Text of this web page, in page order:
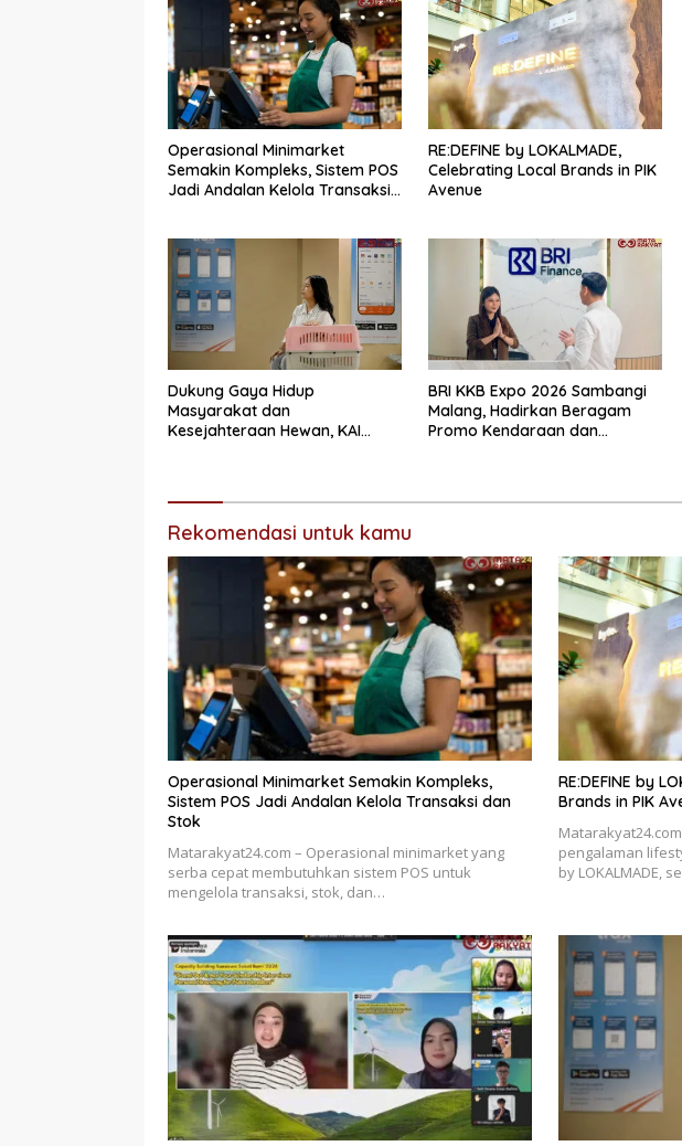
Operasional Minimarket
Semakin Kompleks, Sistem POS
Jadi Andalan Kelola Transaksi
RE:DEFINE by LOKALMADE,
Celebrating Local Brands in PIK
Avenue
Dukung Gaya Hidup
Masyarakat dan
Kesejahteraan Hewan, KAI
BRI KKB Expo 2026 Sambangi
Malang, Hadirkan Beragam
Promo Kendaraan dan
Rekomendasi untuk kamu
Operasional Minimarket Semakin Kompleks,
Sistem POS Jadi Andalan Kelola Transaksi dan
Stok
Matarakyat24.com – Operasional minimarket yang
serba cepat membutuhkan sistem POS untuk
mengelola transaksi, stok, dan…
RE:DEFINE by
Brands in PIK
pengalaman
by LOKALMADE,